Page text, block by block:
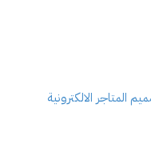
المتاجر الالكترونية